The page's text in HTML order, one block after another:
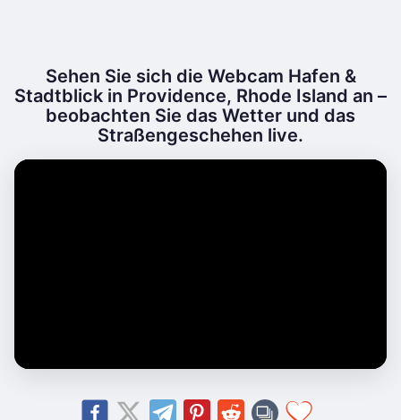
Sehen Sie sich die Webcam Hafen &
Stadtblick in Providence, Rhode Island an –
beobachten Sie das Wetter und das
Straßengeschehen live.